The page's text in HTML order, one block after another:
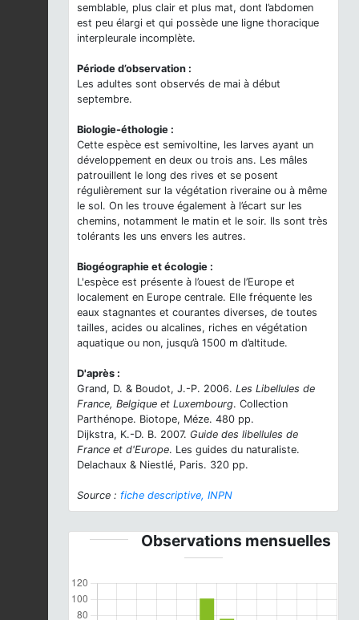
semblable, plus clair et plus mat, dont l’abdomen
est peu élargi et qui possède une ligne thoracique
interpleurale incomplète.
Période d’observation :
Les adultes sont observés de mai à début
septembre.
Biologie-éthologie :
Cette espèce est semivoltine, les larves ayant un
développement en deux ou trois ans. Les mâles
patrouillent le long des rives et se posent
régulièrement sur la végétation riveraine ou à même
le sol. On les trouve également à l’écart sur les
chemins, notamment le matin et le soir. Ils sont très
tolérants les uns envers les autres.
Biogéographie et écologie :
L'espèce est présente à l’ouest de l’Europe et
localement en Europe centrale. Elle fréquente les
eaux stagnantes et courantes diverses, de toutes
tailles, acides ou alcalines, riches en végétation
aquatique ou non, jusqu’à 1500 m d’altitude.
D'après :
Grand, D. & Boudot, J.-P. 2006. Les Libellules de
France, Belgique et Luxembourg. Collection
Parthénope. Biotope, Méze. 480 pp.
Dijkstra, K.-D. B. 2007. Guide des libellules de
France et d'Europe. Les guides du naturaliste.
Delachaux & Niestlé, Paris. 320 pp.
Source : fiche descriptive, INPN
Observations mensuelles